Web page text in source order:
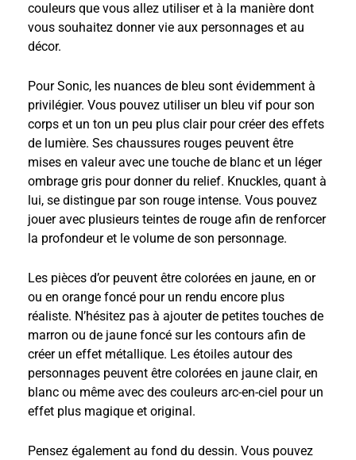
couleurs que vous allez utiliser et à la manière dont
vous souhaitez donner vie aux personnages et au
décor.
Pour Sonic, les nuances de bleu sont évidemment à
privilégier. Vous pouvez utiliser un bleu vif pour son
corps et un ton un peu plus clair pour créer des effets
de lumière. Ses chaussures rouges peuvent être
mises en valeur avec une touche de blanc et un léger
ombrage gris pour donner du relief. Knuckles, quant à
lui, se distingue par son rouge intense. Vous pouvez
jouer avec plusieurs teintes de rouge afin de renforcer
la profondeur et le volume de son personnage.
Les pièces d’or peuvent être colorées en jaune, en or
ou en orange foncé pour un rendu encore plus
réaliste. N’hésitez pas à ajouter de petites touches de
marron ou de jaune foncé sur les contours afin de
créer un effet métallique. Les étoiles autour des
personnages peuvent être colorées en jaune clair, en
blanc ou même avec des couleurs arc-en-ciel pour un
effet plus magique et original.
Pensez également au fond du dessin. Vous pouvez